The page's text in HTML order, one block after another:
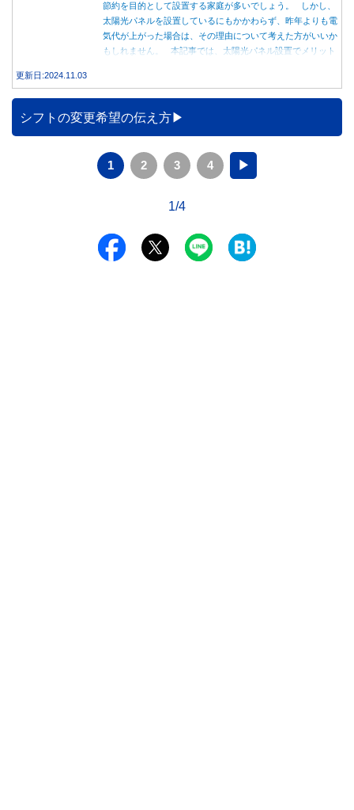
節約を目的として設置する家庭が多いでしょう。 しかし、
太陽光パネルを設置しているにもかかわらず、昨年よりも電
気代が上がった場合は、その理由について考えた方がいいか
もしれません。 本記事では、太陽光パネル設置でメリット
更新日:2024.11.03
シフトの変更希望の伝え方
1 2 3 4 ▶
1/4